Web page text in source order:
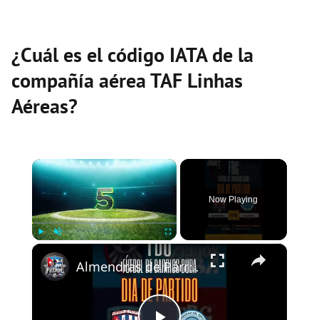
¿Cuál es el código IATA de la
compañía aérea TAF Linhas
Aéreas?
×
Fullscreen
Now Playing
×
Almendras de Párraga VS Fajardo (Partido 72) - #futboldebarrioscuba